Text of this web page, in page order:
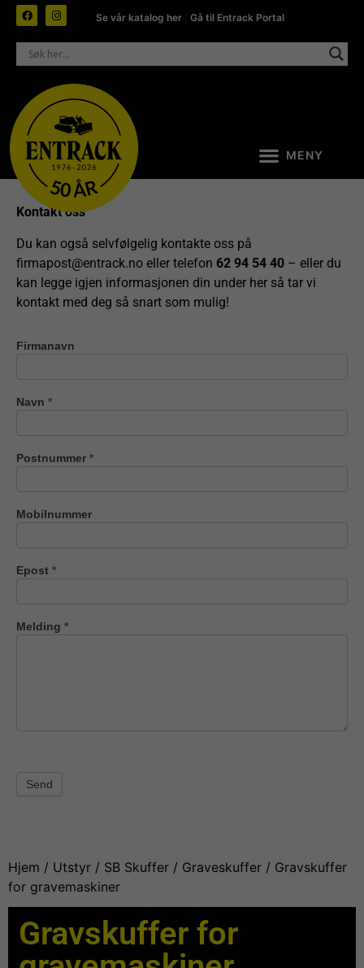
Se vår katalog her |Gå til Entrack Portal
Kontakt oss
Du kan også selvfølgelig kontakte oss på
firmapost@entrack.no eller telefon 62 94 54 40 – eller du
kan legge igjen informasjonen din under her så tar vi
kontakt med deg så snart som mulig!
Kontakt
Firmanavn
Navn *
Postnummer *
Mobilnummer
Epost *
Melding *
Send
Hjem / Utstyr / SB Skuffer / Graveskuffer / Gravskuffer
for gravemaskiner
Gravskuffer for